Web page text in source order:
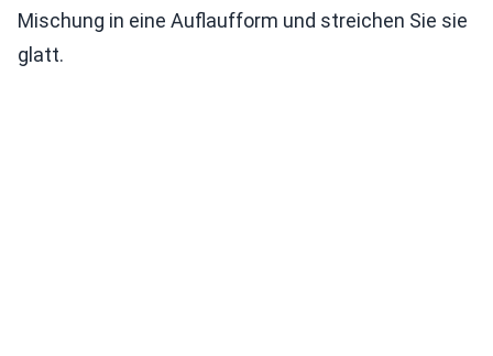
Mischung in eine Auflaufform und streichen Sie sie
glatt.